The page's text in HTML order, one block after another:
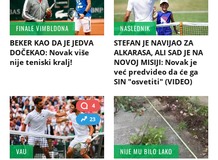
FINALE VIMBLDONA
BEKER KAO DA JE JEDVA
DOČEKAO: Novak više
nije teniski kralj!
NASLEDNIK
STEFAN JE NAVIJAO ZA
ALKARASA, ALI SAD JE NA
NOVOJ MISIJI: Novak je
već predvideo da će ga
SIN "osvetiti" (VIDEO)
4
23
VAU
NIJE MU BILO LAKO